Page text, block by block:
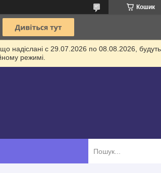
Кошик
надіслані с 29.07.2026 по 08.08.2026,
режимі.